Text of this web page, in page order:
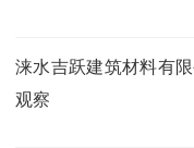
涞水吉跃建筑材料有
观察